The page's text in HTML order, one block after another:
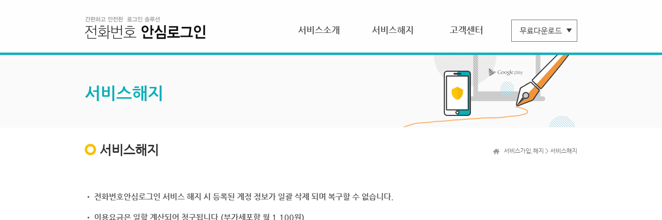
서비스소개 서비스해지 고객센터
서비스해지
서비스해지 서비스가입,해지 > 서비스해지
• 전화번호안심로그인 서비스 해지 시 등록된 계정 정보가 일괄 삭제 되며 복구할 수 없습니다.
• 이용요금은 일할 계산되어 청구됩니다.(부가세포함 월 1,100원)